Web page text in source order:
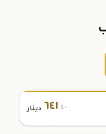
٦٤١.٤٠ دينار